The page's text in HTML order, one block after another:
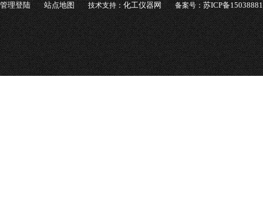
管理登陆 站点地图 技术支持：化工仪器网 备案号：苏ICP备